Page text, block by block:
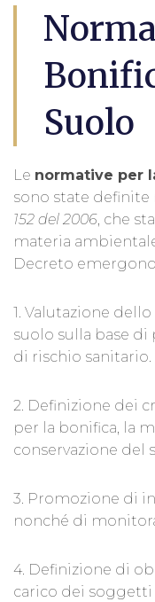
Suolo
Le normative per
sono state definite
152 del 2006, che
materia
Decreto
1. Valutazione
suolo sulla base
di rischio sanitario.
2. Definizione dei
per la bonifica, la
conservazione del
3. Promozione di
nonché di
4. Definizione di
carico dei soggetti